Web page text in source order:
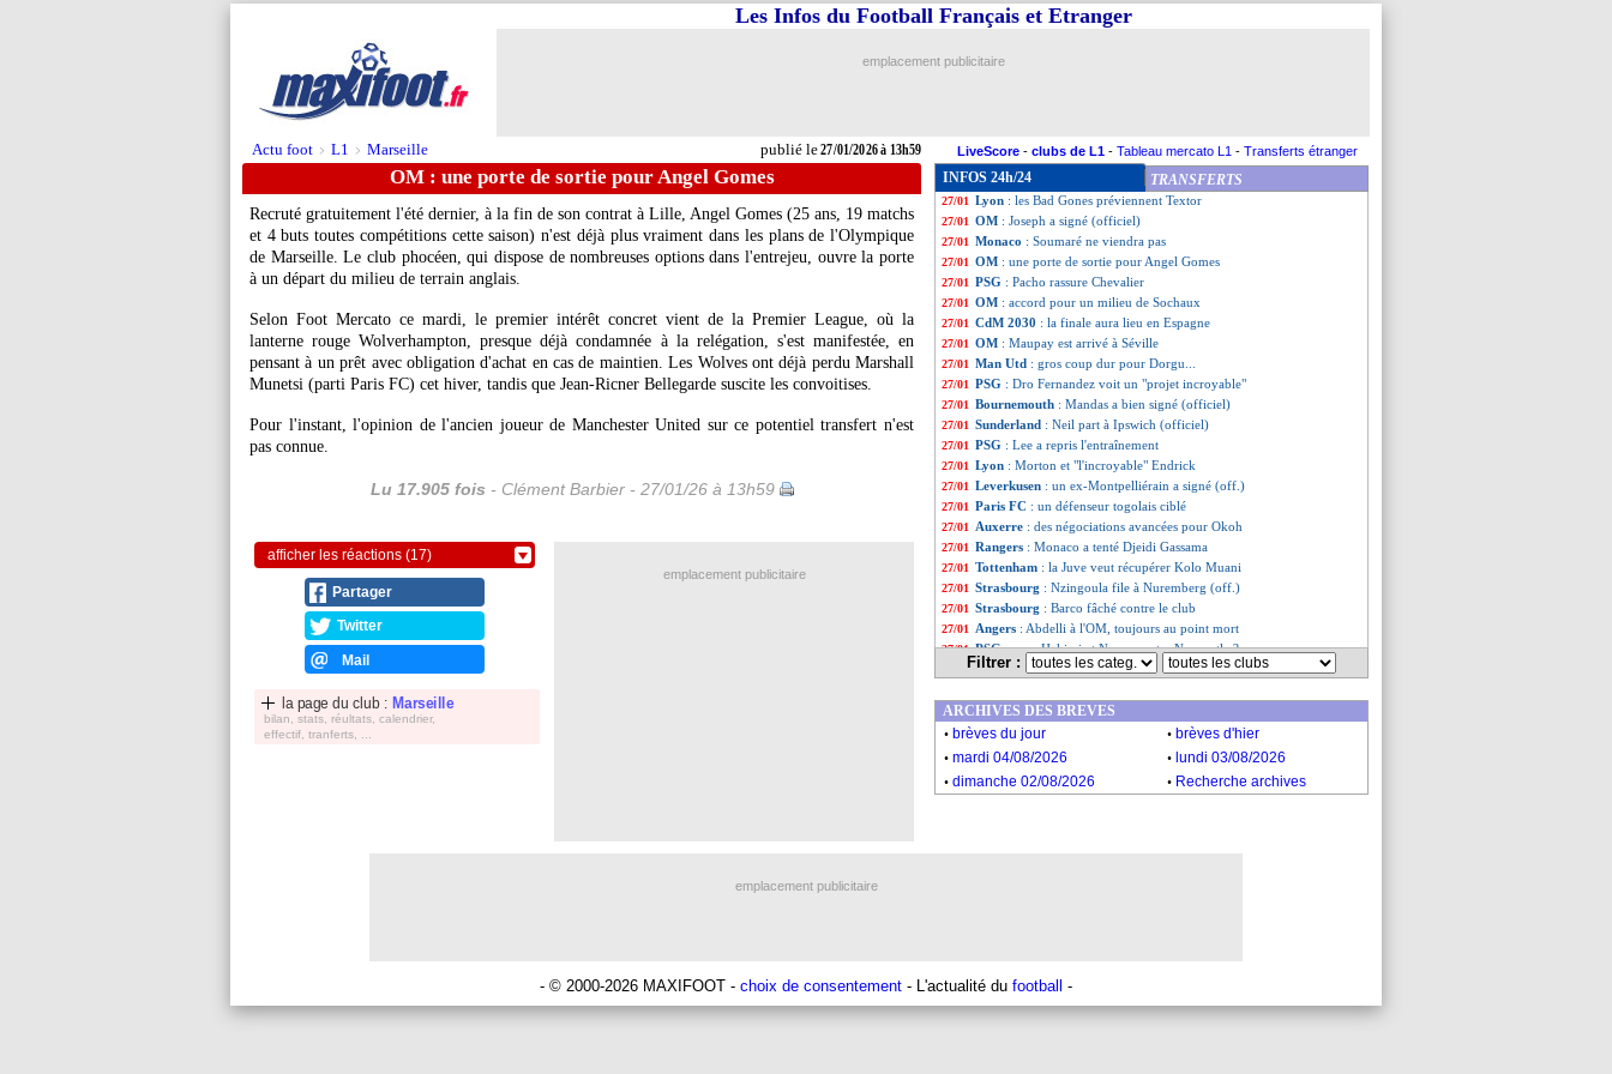
Actu foot > L1 > Marseille publié le27/01/2026 à 13h59
Les Infos du Football Français et Etranger
emplacement publicitaire
LiveScore - clubs de L1 - Tableau mercato L1 - Transferts étranger
OM : une porte de sortie pour Angel Gomes
Recruté gratuitement l'été dernier, à la fin de son contrat à Lille, Angel Gomes (25 ans, 19 matchs
et 4 buts toutes compétitions cette saison) n'est déjà plus vraiment dans les plans de l'Olympique
de Marseille. Le club phocéen, qui dispose de nombreuses options dans l'entrejeu, ouvre la porte
à un départ du milieu de terrain anglais.
Selon Foot Mercato ce mardi, le premier intérêt concret vient de la Premier League, où la
lanterne rouge Wolverhampton, presque déjà condamnée à la relégation, s'est manifestée, en
pensant à un prêt avec obligation d'achat en cas de maintien. Les Wolves ont déjà perdu Marshall
Munetsi (parti Paris FC) cet hiver, tandis que Jean-Ricner Bellegarde suscite les convoitises.
Pour l'instant, l'opinion de l'ancien joueur de Manchester United sur ce potentiel transfert n'est
pas connue.
Lu 17.905 fois - Clément Barbier - 27/01/26 à 13h59
afficher les réactions (17)
Partager
Twitter
Mail
la page du club : Marseille
bilan, stats, réultats, calendrier,
effectif, tranferts, ...
INFOS 24h/24 TRANSFERTS
27/01 Man City: Marmoush pousse pour un départ
27/01 Rennes
27/01 PSG: le mercato, l'annonce de Luis Enrique
27/01 Liverpool : un défenseur autrichien signe (off.)
27/01 Lyon : les Bad Gones préviennent Textor
27/01 OM : Joseph a signé (officiel)
27/01 Monaco : Soumaré ne viendra pas
27/01 OM : une porte de sortie pour Angel Gomes
27/01 PSG : Pacho rassure Chevalier
27/01 OM : accord pour un milieu de Sochaux
27/01 CdM 2030 : la finale aura lieu en Espagne
27/01 OM : Maupay est arrivé à Séville
27/01 Man Utd : gros coup dur pour Dorgu...
27/01 PSG : Dro Fernandez voit un "projet incroyable"
27/01 Bournemouth : Mandas a bien signé (officiel)
27/01 Sunderland : Neil part à Ipswich (officiel)
27/01 PSG : Lee a repris l'entraînement
27/01 Lyon : Morton et "l'incroyable" Endrick
27/01 Leverkusen : un ex-Montpelliérain a signé (off.)
27/01 Paris FC : un défenseur togolais ciblé
27/01 Auxerre : des négociations avancées pour Okoh
27/01 Rangers : Monaco a tenté Djeidi Gassama
27/01 Tottenham : la Juve veut récupérer Kolo Muani
27/01 Strasbourg : Nzingoula file à Nuremberg (off.)
27/01 Strasbourg : Barco fâché contre le club
27/01 Angers : Abdelli à l'OM, toujours au point mort
27/01 PSG: avec Hakimi et Neves contre Newcastle ?
Liste des brèves du lun. 26 janvier 2026
Filtrer :
emplacement publicitaire
ARCHIVES DES BREVES
. brèves du jour . brèves d'hier
. mardi 04/08/2026 . lundi 03/08/2026
. dimanche 02/08/2026 . Recherche archives
emplacement publicitaire
- © 2000-2026 MAXIFOOT - choix de consentement - L'actualité du football -